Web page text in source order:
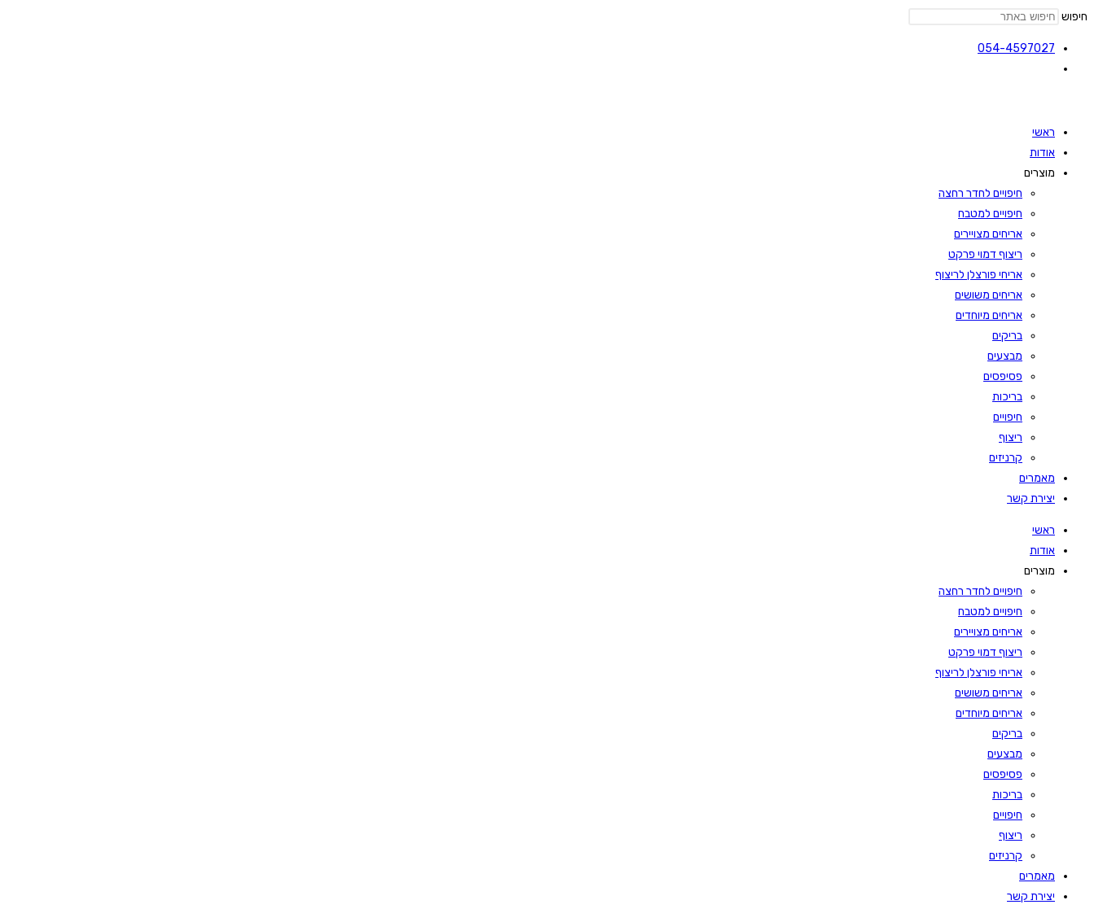
חיפוש
054-4597027
ראשי
אודות
מוצרים
חיפויים לחדר רחצה
חיפויים למטבח
אריחים מצויירים
ריצוף דמוי פרקט
אריחי פורצלן לריצוף
אריחים משושים
אריחים מיוחדים
בריקים
מבצעים
פסיפסים
בריכות
חיפויים
ריצוף
קרניזים
מאמרים
יצירת קשר
ראשי
אודות
מוצרים
חיפויים לחדר רחצה
חיפויים למטבח
אריחים מצויירים
ריצוף דמוי פרקט
אריחי פורצלן לריצוף
אריחים משושים
אריחים מיוחדים
בריקים
מבצעים
פסיפסים
בריכות
חיפויים
ריצוף
קרניזים
מאמרים
יצירת קשר